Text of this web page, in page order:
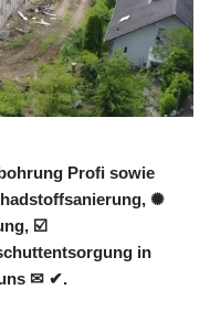
Profi sowie
✺
☑️
in
✉ ✔.